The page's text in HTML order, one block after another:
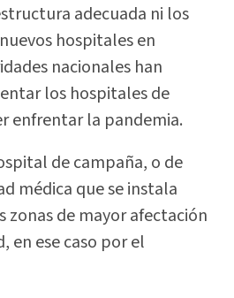
adecuada ni los
hospitales en
nacionales han
los hospitales de
enfrentar la pandemia.
de campaña, o de
médica que se instala
zonas de mayor afectación
en ese caso por el